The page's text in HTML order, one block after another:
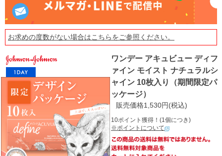
お求めの度数がない場合はこちらをご参照ください。
ワンデー アキュビュー ディフ
ァイン モイスト ナチュラルシ
ャイン 10枚入り（期間限定パ
ッケージ）
販売価格1,530円(税込)
10ポイント獲得！(1個につき)
※ポイントについて